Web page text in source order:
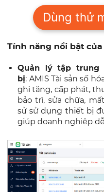
Dùng thử
Tính năng nổi bật của
Quản lý tập trung
bị: AMIS Tài sản số
ghi tăng, cấp phát,
bảo trì, sửa chữa,
sử sử dụng thiết bị
giúp doanh nghiệp